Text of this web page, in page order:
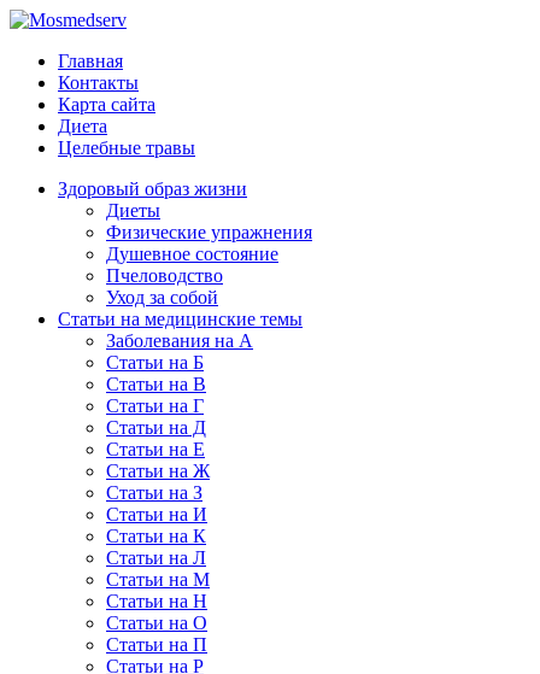
Главная
Контакты
Карта сайта
Диета
Целебные травы
Здоровый образ жизни
Диеты
Физические упражнения
Душевное состояние
Пчеловодство
Уход за собой
Статьи на медицинские темы
Заболевания на А
Статьи на Б
Статьи на В
Статьи на Г
Статьи на Д
Статьи на Е
Статьи на Ж
Статьи на З
Статьи на И
Статьи на К
Статьи на Л
Статьи на М
Статьи на Н
Статьи на О
Статьи на П
Статьи на Р